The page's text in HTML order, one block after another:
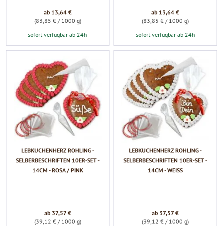
ab 13,64 €
(83,85 € / 1000 g)
sofort verfügbar ab 24h
ab 13,64 €
(83,85 € / 1000 g)
sofort verfügbar ab 24h
LEBKUCHENHERZ ROHLING -
SELBERBESCHRIFTEN 10ER-SET -
14CM - ROSA / PINK
ab 37,57 €
(39,12 € / 1000 g)
LEBKUCHENHERZ ROHLING -
SELBERBESCHRIFTEN 10ER-SET -
14CM - WEISS
ab 37,57 €
(39,12 € / 1000 g)